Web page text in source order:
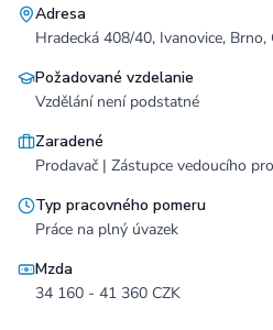
Adresa
Hradecká 408/40, Ivanovice, Brno,
Požadované vzdelanie
Vzdělání není podstatné
Zaradené
Prodavač | Zástupce vedoucího
Typ pracovného pomeru
Práce na plný úvazek
Mzda
34 160 - 41 360 CZK